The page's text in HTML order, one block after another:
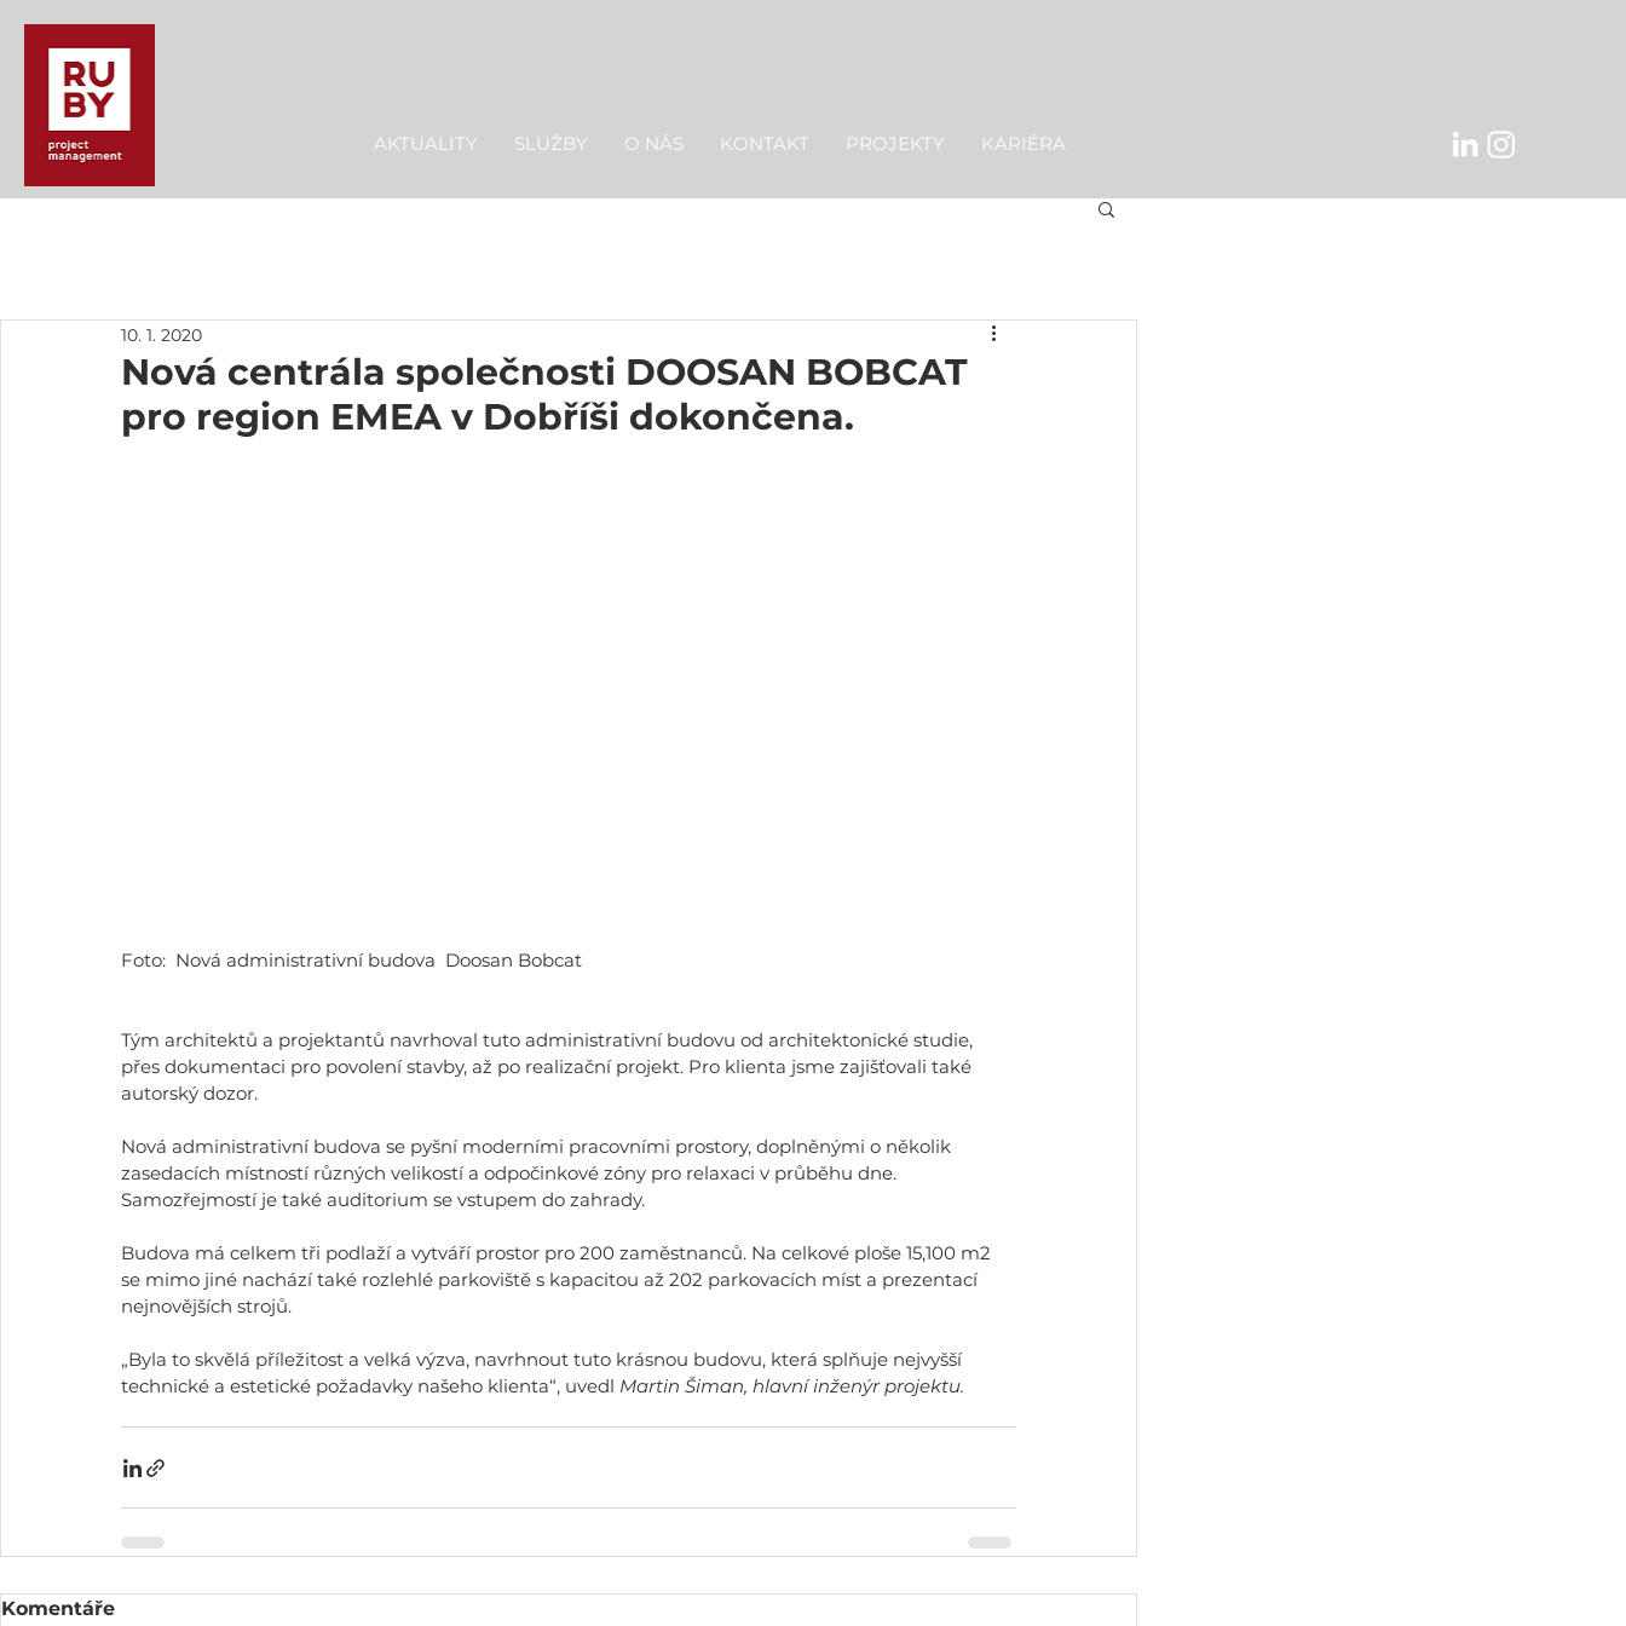
AKTUALITY SLUŽBY O NÁS KONTAKT PROJEKTY KARIÉRA
Nová centrála společnosti DOOSAN BOBCAT
pro region EMEA v Dobříši dokončena.
10. 1. 2020
Foto:  Nová administrativní budova  Doosan Bobcat
Tým architektů a projektantů navrhoval tuto administrativní budovu od architektonické studie,
přes dokumentaci pro povolení stavby, až po realizační projekt. Pro klienta jsme zajišťovali také
autorský dozor.
Nová administrativní budova se pyšní moderními pracovními prostory, doplněnými o několik
zasedacích místností různých velikostí a odpočinkové zóny pro relaxaci v průběhu dne.
Samozřejmostí je také auditorium se vstupem do zahrady.
Budova má celkem tři podlaží a vytváří prostor pro 200 zaměstnanců. Na celkové ploše 15,100 m2
se mimo jiné nachází také rozlehlé parkoviště s kapacitou až 202 parkovacích míst a prezentací
nejnovějších strojů.
„Byla to skvělá příležitost a velká výzva, navrhnout tuto krásnou budovu, která splňuje nejvyšší
technické a estetické požadavky našeho klienta“, uvedl Martin Šiman, hlavní inženýr projektu.
Komentáře